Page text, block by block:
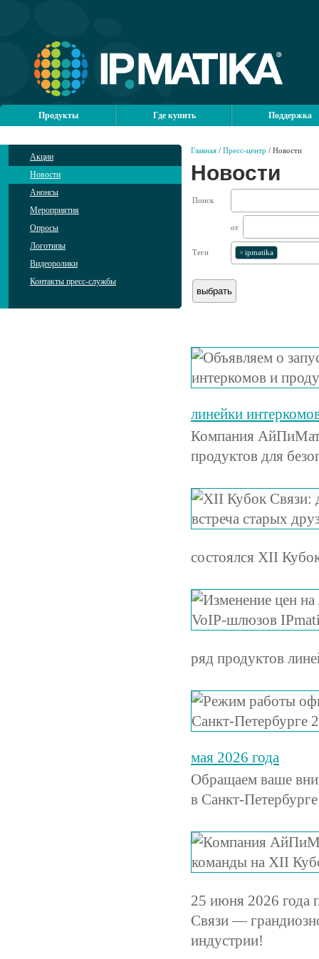
Продукты Где купить Поддержка
Акции
Новости
Анонсы
Мероприятия
Опросы
Логотипы
Видеоролики
Контакты пресс-службы
Главная / Пресс-центр / Новости
Новости
Поиск
от
Теги × ipmatika
линейки
Компания
продуктов для
состоялся XII
ряд продуктов
мая 2026 года
Обращаем ваше
в Санкт-
25 июня 2026 года
Связи —
индустрии!